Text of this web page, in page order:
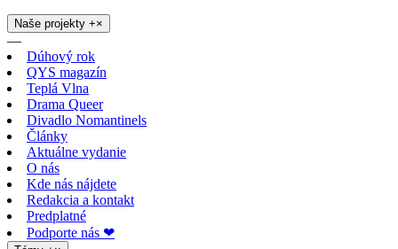
Naše projekty +×
—
Dúhový rok
QYS magazín
Teplá Vlna
Drama Queer
Divadlo Nomantinels
Články
Aktuálne vydanie
O nás
Kde nás nájdete
Redakcia a kontakt
Predplatné
Podporte nás ❤